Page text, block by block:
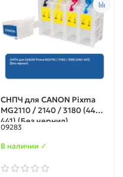
СНПЧ для CANON Pixma
MG2110 / 2140 / 3180 (440-
441) (Без чернил)
09283
В наличии ✓